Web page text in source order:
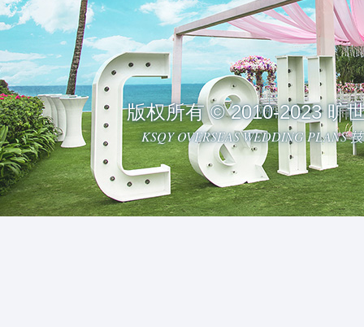
版权所有 © 2010-2023 旷
KSQY OVERSEAS WEDDING PLANS